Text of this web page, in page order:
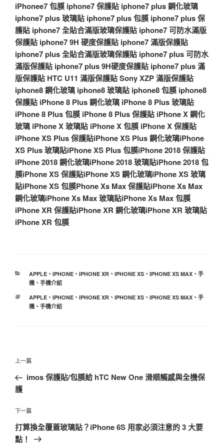
iPhonee7 包膜 iphone7 保護貼 iphone7 plus 鋼化玻璃
iphone7 plus 玻璃貼 iphone7 plus 包膜 iphone7 plus 保
護貼 iphone7 全貼合滿版玻璃保護貼 iphone7 可防水滿版
保護貼 iphone7 9H 硬度保護貼 iphone7 滿版保護貼
iphone7 plus 全貼合滿版玻璃保護貼 iphone7 plus 可防水
滿版保護貼 iphone7 plus 9H硬度保護貼 iphone7 plus 滿
版保護貼 HTC U11 滿版保護貼Sony XZP 滿版保護貼
iphone8 鋼化玻璃 iphone8 玻璃貼 iphone8 包膜 iphone8
保護貼 iPhone 8 Plus 鋼化玻璃 iPhone 8 Plus 玻璃貼
iPhone 8 Plus 包膜 iPhone 8 Plus 保護貼 iPhone X 鋼化
玻璃 iPhone X 玻璃貼 iPhone X 包膜 iPhone X 保護貼
iPhone XS Plus 保護貼iPhone XS Plus 鋼化玻璃iPhone
XS Plus 玻璃貼iPhone XS Plus 包膜iPhone 2018 保護貼
iPhone 2018 鋼化玻璃iPhone 2018 玻璃貼iPhone 2018 包
膜iPhone XS 保護貼iPhone XS 鋼化玻璃iPhone XS 玻璃
貼iPhone XS 包膜Phone Xs Max 保護貼iPhone Xs Max
鋼化玻璃iPhone Xs Max 玻璃貼iPhone Xs Max 包膜
iPhone XR 保護貼iPhone XR 鋼化玻璃iPhone XR 玻璃貼
iPhone XR 包膜
分
類
APPLE、 IPHONE、 IPHONE XR、 IPHONE XS、 IPHONE XS MAX、 手
機、 手機介紹
標
籤
APPLE、 IPHONE、 IPHONE XR、 IPHONE XS、 IPHONE XS MAX、 手
機、 手機介紹
文
導
覽
上
一
篇
章
上一篇
imos 保護貼/包膜給 hTC New One 滑順觸感與全機保
護
下
一
篇
下一篇
打算換全覆蓋玻璃貼？iPhone 6S 用家必須注意的 3 大要
點！